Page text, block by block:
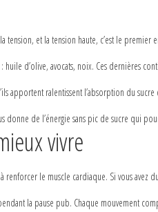
tension, et la tension haute, c’est le
huile d’olive, avocats, noix. Ces dernières
apportent ralentissent l’absorption du
donne de l’énergie sans pic de sucre qui
vivre
le muscle cardiaque. Si vous avez
la pause pub. Chaque mouvement